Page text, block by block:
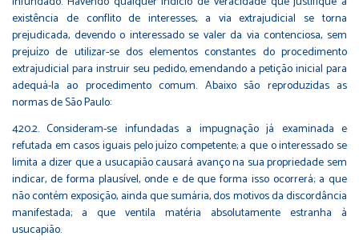
existência de conflito de interesses, a via extrajudicial se torna
prejudicada, devendo o interessado se valer da via contenciosa, sem
prejuízo de utilizar-se dos elementos constantes do procedimento
extrajudicial para instruir seu pedido, emendando a petição inicial para
adequá-la ao procedimento comum. Abaixo são reproduzidas as
normas de São Paulo:
420.2. Consideram-se infundadas a impugnação já examinada e
refutada em casos iguais pelo juízo competente; a que o interessado se
limita a dizer que a usucapião causará avanço na sua propriedade sem
indicar, de forma plausível, onde e de que forma isso ocorrerá; a que
não contém exposição, ainda que sumária, dos motivos da discordância
manifestada; a que ventila matéria absolutamente estranha à
usucapião.